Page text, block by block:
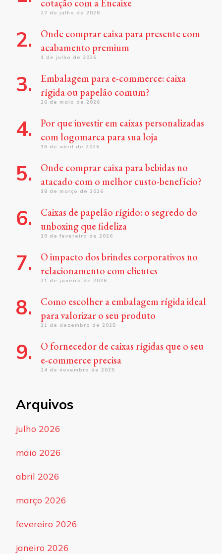
cotação com a Encaixe
27 de julho de 2026
Onde comprar caixa para presente com
acabamento premium
1 de julho de 2026
Embalagem para e-commerce: caixa
rígida ou papelão comum?
26 de maio de 2026
Por que investir em caixas personalizadas
com logomarca para sua loja
16 de abril de 2026
Onde comprar caixa para bebidas no
atacado com o melhor custo-benefício?
18 de março de 2026
Caixas de papelão rígido: o segredo do
unboxing que fideliza
19 de fevereiro de 2026
O impacto dos brindes corporativos no
relacionamento com clientes
21 de janeiro de 2026
Como escolher a embalagem rígida ideal
para valorizar o seu produto
21 de dezembro de 2025
O fornecedor de caixas rígidas que o seu
e-commerce precisa
24 de novembro de 2025
Arquivos
julho 2026
maio 2026
abril 2026
março 2026
fevereiro 2026
janeiro 2026